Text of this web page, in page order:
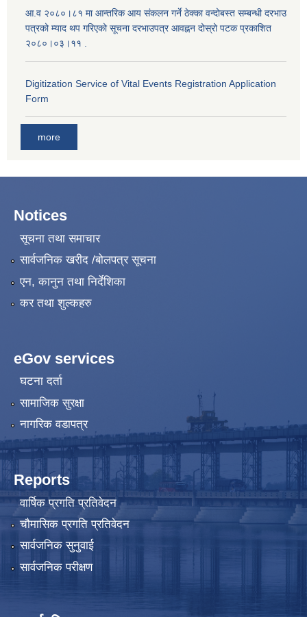
आ.व २०८०।८१ मा आन्तरिक आय संकलन गर्ने ठेक्का वन्दोबस्त सम्बन्धी दरभाउ
पत्रको म्याद थप गरिएको सूचना दरभाउपत्र आवह्नन दोस्रो पटक प्रकाशित
२०८०।०३।११ .
Digitization Service of Vital Events Registration Application
Form
more
Notices
सूचना तथा समाचार
सार्वजनिक खरीद /बोलपत्र सूचना
एन, कानुन तथा निर्देशिका
कर तथा शुल्कहरु
eGov services
घटना दर्ता
सामाजिक सुरक्षा
नागरिक वडापत्र
Reports
वार्षिक प्रगति प्रतिवेदन
चौमासिक प्रगति प्रतिवेदन
सार्वजनिक सुनुवाई
सार्वजनिक परीक्षण